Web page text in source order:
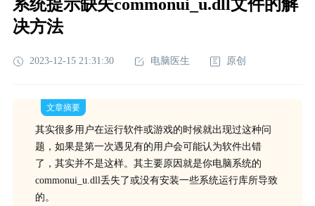
系统提示缺失commonui_u.dll文件的解
决方法
2023-12-15 21:31:30 电脑医生 原创
文章摘要
其实很多用户在运行软件或游戏的时候就出现过这种问
题，如果是第一次遇见有的用户会可能认为软件出错
了，其实并不是这样。其主要原因就是你电脑系统的
commonui_u.dll丢失了或没有安装一些系统运行库所导致
的。